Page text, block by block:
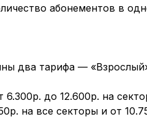
абонементов в
два тарифа —
6.300р. до 12.600р. на
на все секторы и от